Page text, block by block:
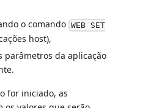
o comando WEB SET
host),
parâmetros da aplicação
for iniciado, as